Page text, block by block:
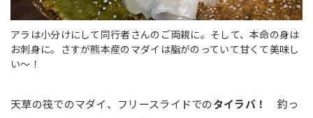
アラは小分けにして同行者さんのご両親に。そして、本命の身は
お刺身に。さすが熊本産のマダイは脂がのっていて甘くて美味し
い～！
天草の筏でのマダイ、フリースライドでのタイラバ！
釣っ